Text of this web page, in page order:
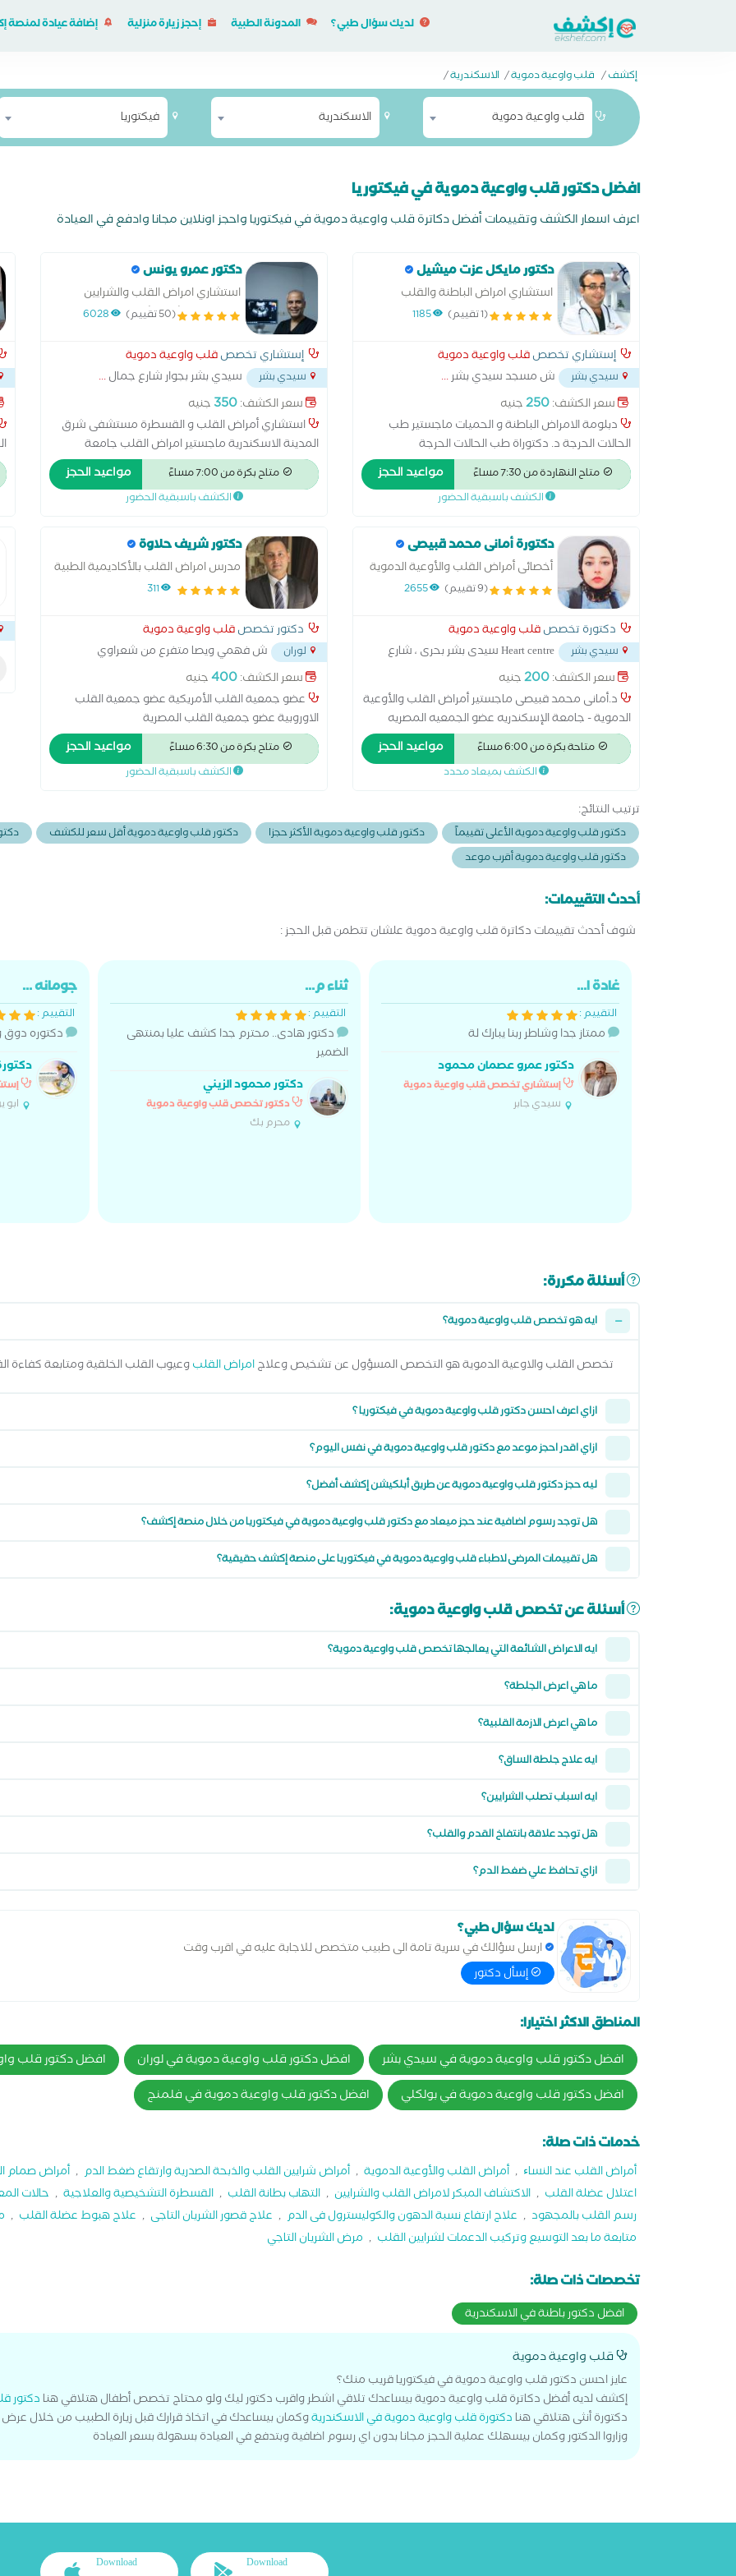
لديك سؤال طبي؟ المدونة الطبية إحجز زيارة منزلية إضافة عيادة
إكشف/ قلب واوعية دموية/ الاسكندرية/
قلب واوعية دموية الاسكندرية فيكتوريا
افضل دكتور قلب واوعية دموية في فيكتوريا
اعرف اسعار الكشف وتقييمات أفضل دكاترة قلب واوعية دموية في فيكتوريا واحجز اونلاين مجانا وادفع في العيادة
دكتور مايكل عزت ميشيل
استشاري امراض الباطنة والقلب
والحالات الحرجة
(1 تقييم) 1185
إستشاري تخصصقلب واوعية دموية
سيدي بشر ش مسجد سيدي بشر...
سعر الكشف:250جنيه
دبلومة الامراض الباطنة و الحميات ماجستير طب
الحالات الحرجة د. دكتوراة طب الحالات الحرجة
متاح النهاردة من 7:30 مساءً مواعيد الحجز
الكشف باسبقية الحضور
دكتور عمرو يونس
استشاري امراض القلب والشرايين
التاجية مستشفى شرق المدينة
(50 تقييم) 6028
إستشاري تخصصقلب واوعية دموية
سيدي بشر سيدي بشر بجوار شارع جمال
...
سعر الكشف:350 جنيه
استشاري أمراض القلب و القسطرة مستشفى شرق
المدينة الاسكندرية ماجستير امراض القلب جامعة
الاسكندرية،،، عضو الجمعية الاوروبية لامراض القلب،،،،،
عضوٍ الجمعية الأمريكية لامراض القلب …… عضو
الجمعية المصرية للايكو
متاح بكرة من 7:00 مساءً مواعيد الحجز
الكشف باسبقية الحضور
دكتورة أمانى محمد قبيصى
أخصائى أمراض القلب والأوعية الدموية
(9 تقييم) 2655
دكتورة تخصصقلب واوعية دموية
سيدي بشر
Heart centre سيدى بشر بحرى ، شارع
الصاغ محمد عبدالسلام،... سعر الكشف:200جنيه
د.أمانى محمد قبيصى ماجستير أمراض القلب والأوعية
الدموية - جامعة الإسكندريه عضو الجمعيه المصريه
للموجات الصوتيه على القلب رئيس قسم العنايه المركزه
بمستشفى طوسون للتأمين الصحى خدمات العياده :
رسم قلب ، إيكو ، رسم قلب محمول Holter ECG
متاحة بكرة من 6:00 مساءً مواعيد الحجز
الكشف بميعاد محدد
دكتور شريف حلاوة
مدرس امراض القلب بالأكاديمية الطبية
العسكرية
311
دكتور تخصصقلب واوعية دموية
لوران
ش فهمي ويصا متفرع من شعراوي
امام عمارات كيروسيز... سعر الكشف:400جنيه
عضو جمعية القلب الأمريكية عضو جمعية القلب
الاوروبية عضو جمعية القلب المصرية
متاح بكرة من 6:30 مساءً مواعيد الحجز
الكشف باسبقية الحضور
ترتيب النتائج:
دكتور قلب واوعية دموية الأعلى تقييماً دكتور قلب واوعية دموية الأكثر حجزا دكتور قلب واوعية دموية أقل سعر للكشف
دكتور قلب واوعية دموية أقرب موعد
أحدث التقييمات:
شوف أحدث تقييمات دكاترة قلب واوعية دموية علشان تتطمن قبل الحجز :
غادة ا...
التقييم :
ممتاز جدا وشاطر ربنا يبارك لة
دكتور عمرو عصمان محمود
إستشاري تخصص قلب واوعية دموية
سيدي جابر
ثناء م...
التقييم :
دكتور هادى.. محترم جدا كشف عليا بمنتهى
الضمير
دكتور محمود الزيني
دكتور تخصص قلب واوعية دموية
محرم بك
جومانه ...
التقييم :
دكتوره دوق
أسئلة مكررة:
ايه هو تخصص قلب واوعية دموية؟
تخصص القلب والاوعية الدموية هو التخصص المسؤول عن تشخيص وعلاجامراض القلبوعيوب القلب الخلقية ومتابعة كفاءة
ازاي اعرف احسن دكتور قلب واوعية دموية في فيكتوريا ؟
ازاي اقدر احجز موعد مع دكتور قلب واوعية دموية في نفس اليوم؟
ليه حجز دكتور قلب واوعية دموية عن طريق أبلكيشن إكشف أفضل؟
هل توجد رسوم اضافية عند حجز ميعاد مع دكتور قلب واوعية دموية في فيكتوريا من خلال منصة إكشف؟
هل تقييمات المرضى لاطباء قلب واوعية دموية في فيكتوريا على منصة إكشف حقيقية؟
أسئلة عن تخصص قلب واوعية دموية:
ايه الاعراض الشائعة التي يعالجها تخصص قلب واوعية دموية؟
ما هي اعرض الجلطة؟
ما هي اعرض الازمة القلبية؟
ايه علاج جلطة الساق؟
ايه اسباب تصلب الشرايين؟
هل توجد علاقة بانتفاخ القدم والقلب؟
ازاي تحافظ علي ضغط الدم؟
لديك سؤال طبي؟
ارسل سؤالك في سرية تامة الى طبيب متخصص للاجابة عليه في اقرب وقت
إسأل دكتور
المناطق الاكثر اختيارا:
افضل دكتور قلب واوعية دموية في سيدي بشر افضل دكتور قلب واوعية دموية في لوران
افضل دكتور قلب
افضل دكتور قلب واوعية دموية في بولكلي
افضل دكتور قلب واوعية دموية في فلمنج
خدمات ذات صلة:
أمراض القلب عند النساﺀ , أمراض القلب والأوعية الدموية , أمراض شرايين القلب والذبحة الصدرية وارتقاع ضغط الدم , أمراض صمام
اعتلال عضلة القلب , الاكتشاف المبكر لامراض القلب والشرايين , التهاب بطانة القلب , القسطرة التشخيصية والعلاجية , حالات
رسم القلب بالمجهود , علاج ارتفاع نسبة الدهون والكوليسترول فى الدم , علاج قصور الشريان التاجى , علاج هبوط عضلة القلب ,
متابعة ما بعد التوسيع وتركيب الدعمات لشرايين القلب , مرض الشريان التاجي
تخصصات ذات صلة:
افضل دكتور باطنة في الاسكندرية
قلب واوعية دموية
عايز احسن دكتور قلب واوعية دموية في فيكتوريا قريب منك؟
إكشف لديه أفضل دكاترة قلب واوعية دموية بيساعدك تلاقي اشطر واقرب دكتور ليك ولو محتاج تخصص أطفال هتلاقي هنا دكتور
دكتورة أنثى هتلاقي هنا دكتورة قلب واوعية دموية في الاسكندريةوكمان بيساعدك في اتخاذ قرارك قبل زيارة الطبيب من خلال
وزاروا الدكتور وكمان بيسهلك عملية الحجز مجانا بدون اي رسوم اضافية وبتدفع في العيادة بسهولة بسعر العيادة
Download
Download